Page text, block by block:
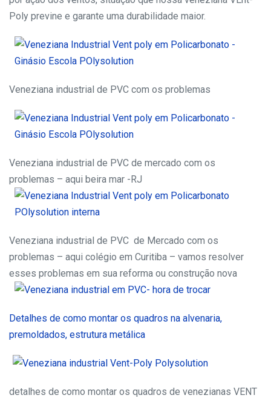
Poly previne e garante uma durabilidade maior.
Veneziana industrial de PVC com os problemas
Veneziana industrial de PVC de mercado com os
problemas – aqui beira mar -RJ
Veneziana industrial de PVC de Mercado com os
problemas – aqui colégio em Curitiba – vamos resolver
esses problemas em sua reforma ou construção nova
Detalhes de como montar os quadros na alvenaria,
premoldados, estrutura metálica
detalhes de como montar os quadros de venezianas VENT